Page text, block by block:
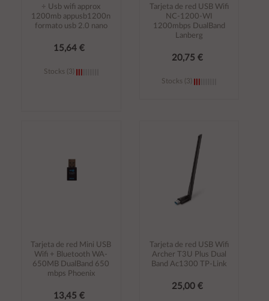
÷ Usb wifi approx
1200mb appusb1200n
formato usb 2.0 nano
15,64 €
Stocks (3)
Tarjeta de red USB Wifi
NC-1200-WI
1200mbps DualBand
Lanberg
20,75 €
Stocks (3)
carrito
Tarjeta de red Mini USB
Wifi + Bluetooth WA-
650MB DualBand 650
mbps Phoenix
13,45 €
Tarjeta de red USB Wifi
Archer T3U Plus Dual
Band Ac1300 TP-Link
25,00 €